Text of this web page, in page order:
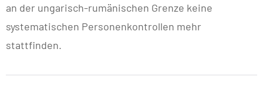
an der ungarisch-rumänischen Grenze keine
systematischen Personenkontrollen mehr
stattfinden.